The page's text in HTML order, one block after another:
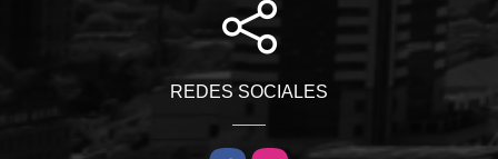
REDES SOCIALES